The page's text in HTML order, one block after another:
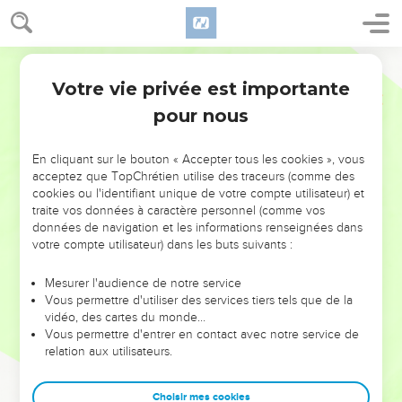
NE MANQUEZ PAS L’ÉVÉNEMENT
DE L’ANNÉE !
ET SI LEURS ERREURS POUVAIENT VOUS ÉVITER LES
VOTRES ?
leur foi ou leur vision. Mais on voit moins les doutes, les erreurs
et les saisons difficiles qu'ils ont traversés, alors même que ce
sont elles qui les ont façonnés.
Dans cette conférence, leaders, entrepreneurs, et responsables
clés pour avancer avec plus de sagesse afin que leurs erreurs
Votre vie privée est importante
pour nous
En cliquant sur le bouton « Accepter tous les cookies », vous
acceptez que TopChrétien utilise des traceurs (comme des
cookies ou l'identifiant unique de votre compte utilisateur) et
traite vos données à caractère personnel (comme vos
données de navigation et les informations renseignées dans
votre compte utilisateur) dans les buts suivants :
Mesurer l'audience de notre service
Vous permettre d'utiliser des services tiers tels que de la
vidéo, des cartes du monde…
Vous permettre d'entrer en contact avec notre service de
relation aux utilisateurs.
Choisir mes cookies